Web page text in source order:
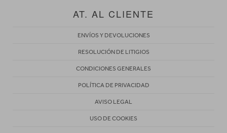
AT. AL CLIENTE
ENVÍOS Y DEVOLUCIONES
RESOLUCIÓN DE LITIGIOS
CONDICIONES GENERALES
POLÍTICA DE PRIVACIDAD
AVISO LEGAL
USO DE COOKIES